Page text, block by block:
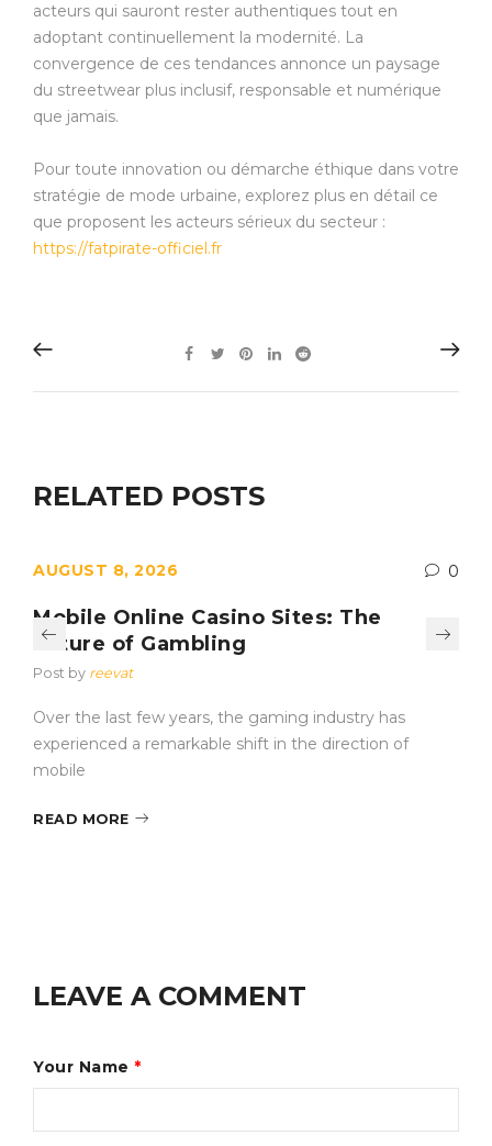
acteurs qui sauront rester authentiques tout en
adoptant continuellement la modernité. La
convergence de ces tendances annonce un paysage
du streetwear plus inclusif, responsable et numérique
que jamais.
Pour toute innovation ou démarche éthique dans votre
stratégie de mode urbaine, explorez plus en détail ce
que proposent les acteurs sérieux du secteur :
https://fatpirate-officiel.fr
RELATED POSTS
AUGUST 8, 2026 0
Mobile Online Casino Sites: The
Future of Gambling
Post by reevat
Over the last few years, the gaming industry has
experienced a remarkable shift in the direction of
mobile
READ MORE
LEAVE A COMMENT
Your Name *